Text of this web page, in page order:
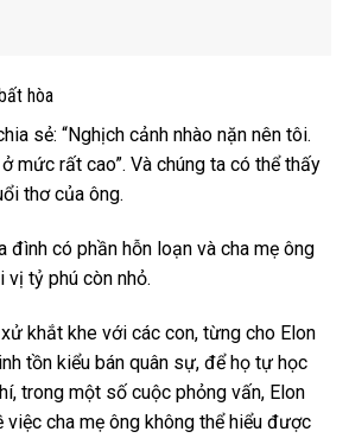
hòa
sẻ: “Nghịch cảnh nhào nặn nên tôi.
mức rất cao”. Và chúng ta có thể thấy
thơ của ông.
đình có phần hỗn loạn và cha mẹ ông
vị tỷ phú còn nhỏ.
khắt khe với các con, từng cho Elon
tồn kiểu bán quân sự, để họ tự học
trong một số cuộc phỏng vấn, Elon
cha mẹ ông không thể hiểu được